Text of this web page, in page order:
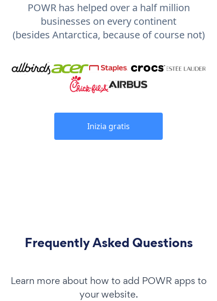
POWR has helped over a half million
businesses on every continent
(besides Antarctica, because of course not)
Inizia gratis
Frequently Asked Questions
Learn more about how to add POWR apps to
your website.